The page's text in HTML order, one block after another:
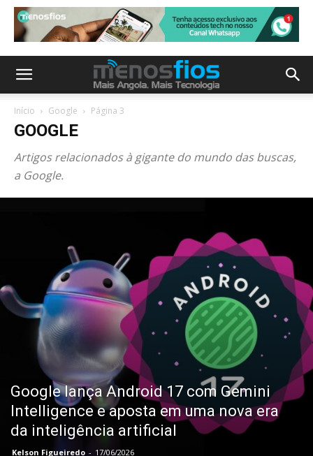
Início Google Página 3
GOOGLE
Artigos relacionados à gigante do mundo das buscas,
a Google.
Google lança Android 17 com Gemini
Intelligence e aposta em uma nova era
da inteligência artificial
Kelson Figueiredo - 17/06/2026